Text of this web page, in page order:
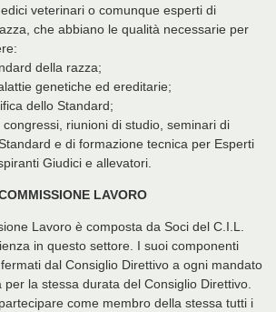
veterinari o comunque esperti di
che abbiano le qualità necessarie per
della razza;
genetiche ed ereditarie;
dello Standard;
congressi, riunioni di studio, seminari di
e di formazione tecnica per Esperti
Giudici e allevatori.
LAVORO
Lavoro è composta da Soci del C.I.L.
in questo settore. I suoi componenti
dal Consiglio Direttivo a ogni mandato
la stessa durata del Consiglio Direttivo.
come membro della stessa tutti i